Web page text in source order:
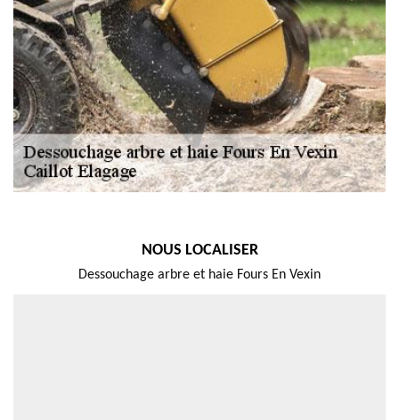
NOUS LOCALISER
Dessouchage arbre et haie Fours En Vexin